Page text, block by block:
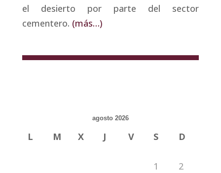
el desierto por parte del sector
cementero. (más…)
agosto 2026
L M X J V S D
1 2